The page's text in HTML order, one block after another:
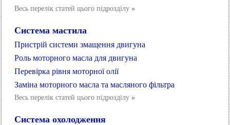
Весь перелік статей цього підрозділу »
Система мастила
Пристрій системи змащення двигуна
Роль моторного масла для двигуна
Перевірка рівня моторної олії
Заміна моторного масла та масляного фільтра
Весь перелік статей цього підрозділу »
Система охолодження